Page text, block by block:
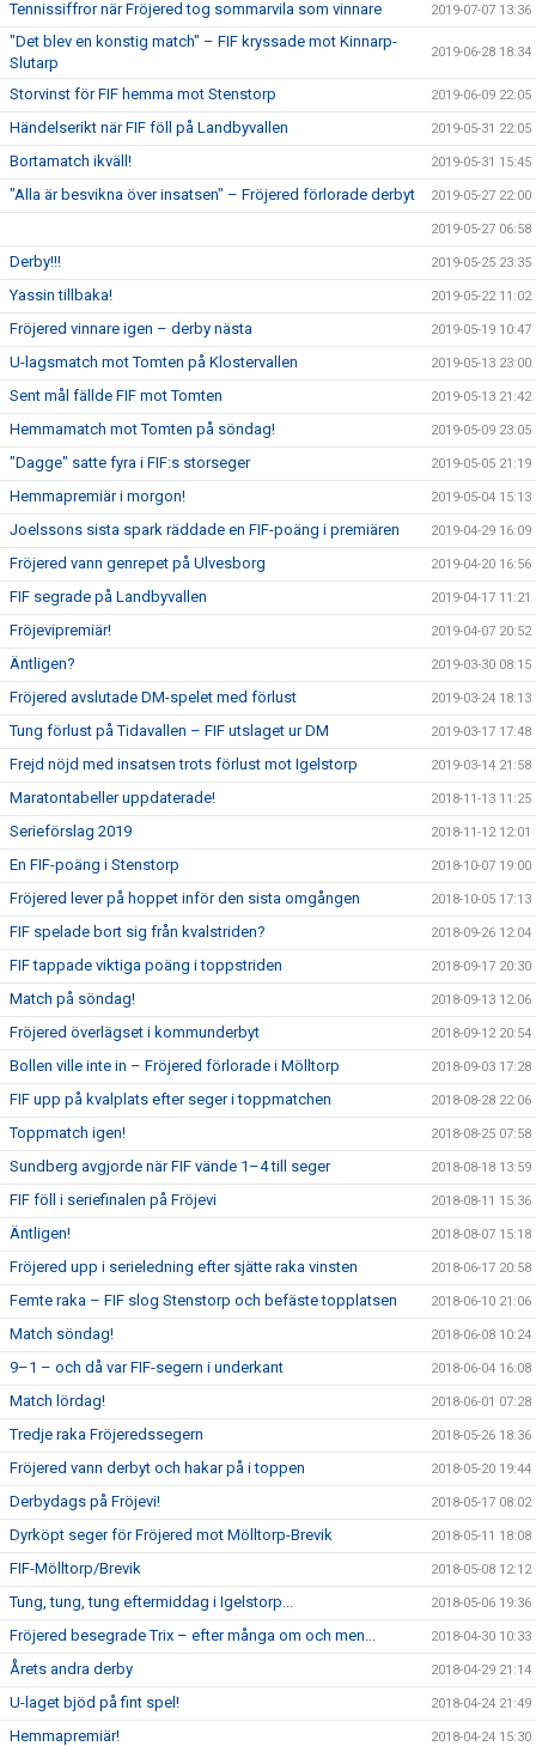
Tennissiffror när Fröjered tog sommarvila som vinnare 2019-07-07 13:36
"Det blev en konstig match" – FIF kryssade mot Kinnarp-
Slutarp
2019-06-28 18:34
Storvinst för FIF hemma mot Stenstorp 2019-06-09 22:05
Händelserikt när FIF föll på Landbyvallen 2019-05-31 22:05
Bortamatch ikväll! 2019-05-31 15:45
"Alla är besvikna över insatsen" – Fröjered förlorade derbyt 2019-05-27 22:00
2019-05-27 06:58
Derby!!! 2019-05-25 23:35
Yassin tillbaka! 2019-05-22 11:02
Fröjered vinnare igen – derby nästa 2019-05-19 10:47
U-lagsmatch mot Tomten på Klostervallen 2019-05-13 23:00
Sent mål fällde FIF mot Tomten 2019-05-13 21:42
Hemmamatch mot Tomten på söndag! 2019-05-09 23:05
"Dagge" satte fyra i FIF:s storseger 2019-05-05 21:19
Hemmapremiär i morgon! 2019-05-04 15:13
Joelssons sista spark räddade en FIF-poäng i premiären 2019-04-29 16:09
Fröjered vann genrepet på Ulvesborg 2019-04-20 16:56
FIF segrade på Landbyvallen 2019-04-17 11:21
Fröjevipremiär! 2019-04-07 20:52
Äntligen? 2019-03-30 08:15
Fröjered avslutade DM-spelet med förlust 2019-03-24 18:13
Tung förlust på Tidavallen – FIF utslaget ur DM 2019-03-17 17:48
Frejd nöjd med insatsen trots förlust mot Igelstorp 2019-03-14 21:58
Maratontabeller uppdaterade! 2018-11-13 11:25
Serieförslag 2019 2018-11-12 12:01
En FIF-poäng i Stenstorp 2018-10-07 19:00
Fröjered lever på hoppet inför den sista omgången 2018-10-05 17:13
FIF spelade bort sig från kvalstriden? 2018-09-26 12:04
FIF tappade viktiga poäng i toppstriden 2018-09-17 20:30
Match på söndag! 2018-09-13 12:06
Fröjered överlägset i kommunderbyt 2018-09-12 20:54
Bollen ville inte in – Fröjered förlorade i Mölltorp 2018-09-03 17:28
FIF upp på kvalplats efter seger i toppmatchen 2018-08-28 22:06
Toppmatch igen! 2018-08-25 07:58
Sundberg avgjorde när FIF vände 1–4 till seger 2018-08-18 13:59
FIF föll i seriefinalen på Fröjevi 2018-08-11 15:36
Äntligen! 2018-08-07 15:18
Fröjered upp i serieledning efter sjätte raka vinsten 2018-06-17 20:58
Femte raka – FIF slog Stenstorp och befäste topplatsen 2018-06-10 21:06
Match söndag! 2018-06-08 10:24
9–1 – och då var FIF-segern i underkant 2018-06-04 16:08
Match lördag! 2018-06-01 07:28
Tredje raka Fröjeredssegern 2018-05-26 18:36
Fröjered vann derbyt och hakar på i toppen 2018-05-20 19:44
Derbydags på Fröjevi! 2018-05-17 08:02
Dyrköpt seger för Fröjered mot Mölltorp-Brevik 2018-05-11 18:08
FIF-Mölltorp/Brevik 2018-05-08 12:12
Tung, tung, tung eftermiddag i Igelstorp... 2018-05-06 19:36
Fröjered besegrade Trix – efter många om och men... 2018-04-30 10:33
Årets andra derby 2018-04-29 21:14
U-laget bjöd på fint spel! 2018-04-24 21:49
Hemmapremiär! 2018-04-24 15:30